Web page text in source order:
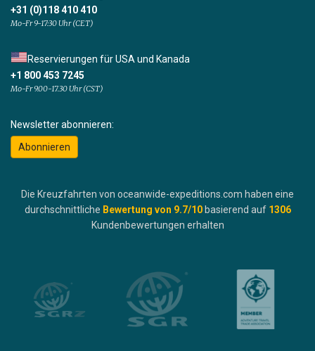
+31 (0)118 410 410
Mo-Fr 9-17:30 Uhr (CET)
Reservierungen für USA und Kanada
+1 800 453 7245
Mo-Fr 9.00-17.30 Uhr (CST)
Newsletter abonnieren:
Abonnieren
Die Kreuzfahrten von oceanwide-expeditions.com haben eine
durchschnittliche Bewertung von 9.7/10 basierend auf 1306
Kundenbewertungen erhalten